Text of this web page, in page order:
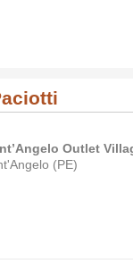
Outlet
(PE)